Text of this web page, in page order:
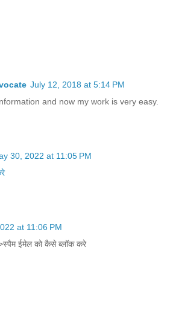
July 12, 2018 at 5:14 PM
and now my work is very easy.
30, 2022 at 11:05 PM
at 11:06 PM
ईमेल को कैसे ब्लॉक करे